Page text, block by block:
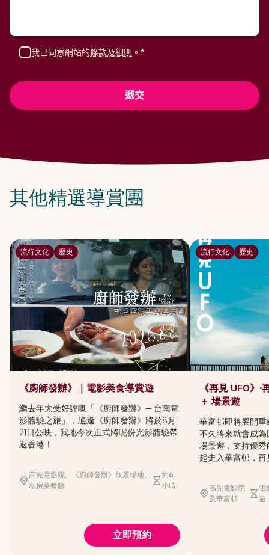
我已同意網站的條款及細則 。*
其他精選導賞團
流行文化 歷史
《廚師發辦》｜電影美食導賞遊
繼去年大受好評嘅「《廚師發辦》— 台南電
影體驗之旅」，適逢《廚師發辦》將於8月
21日公映，我地今次正式將呢份光影體驗帶
返香港！
高先電影院、《廚師發辦》取景場地、
私房菜餐廳
約6
小時
立即預約
流行文化 歷史
《再見 UFO》
＋ 場景遊
華富邨即將展開
不久將來就會成
場景遊，支持優
起走入華富邨，再
高先電影院
及華富邨
電
遊